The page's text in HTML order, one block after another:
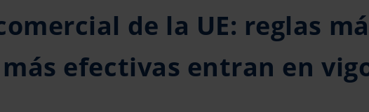
de la UE: reglas
efectivas entran en